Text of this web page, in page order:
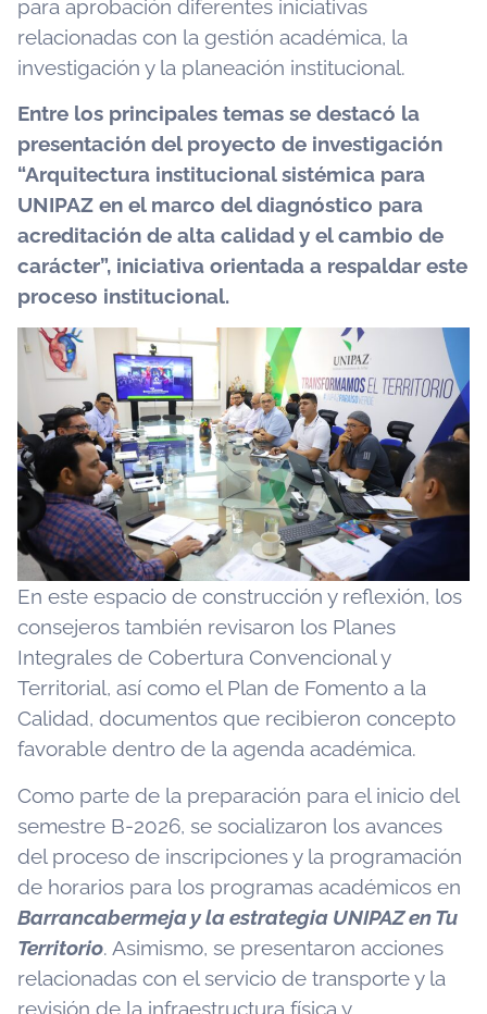
para aprobación diferentes iniciativas
relacionadas con la gestión académica, la
investigación y la planeación institucional.
Entre los principales temas se destacó la
presentación del proyecto de investigación
“Arquitectura institucional sistémica para
UNIPAZ en el marco del diagnóstico para
acreditación de alta calidad y el cambio de
carácter”, iniciativa orientada a respaldar este
proceso institucional.
En este espacio de construcción y reflexión, los
consejeros también revisaron los Planes
Integrales de Cobertura Convencional y
Territorial, así como el Plan de Fomento a la
Calidad, documentos que recibieron concepto
favorable dentro de la agenda académica.
Como parte de la preparación para el inicio del
semestre B-2026, se socializaron los avances
del proceso de inscripciones y la programación
de horarios para los programas académicos en
Barrancabermeja y la estrategia UNIPAZ en Tu
Territorio. Asimismo, se presentaron acciones
relacionadas con el servicio de transporte y la
revisión de la infraestructura física y